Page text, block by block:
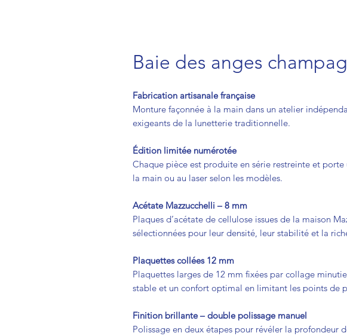
Baie des anges
Fabrication artisanale française
Monture façonnée à la main dans un atelier
exigeants de la lunetterie traditionnelle.
Édition limitée numérotée
Chaque pièce est produite en série restreinte et
la main ou au laser selon les modèles.
Acétate Mazzucchelli – 8 mm
Plaques d’acétate de cellulose issues de la maison
sélectionnées pour leur densité, leur stabilité et la
Plaquettes collées 12 mm
Plaquettes larges de 12 mm fixées par collage
stable et un confort optimal en limitant les points de
Finition brillante – double polissage manuel
Polissage en deux étapes pour révéler la profondeur